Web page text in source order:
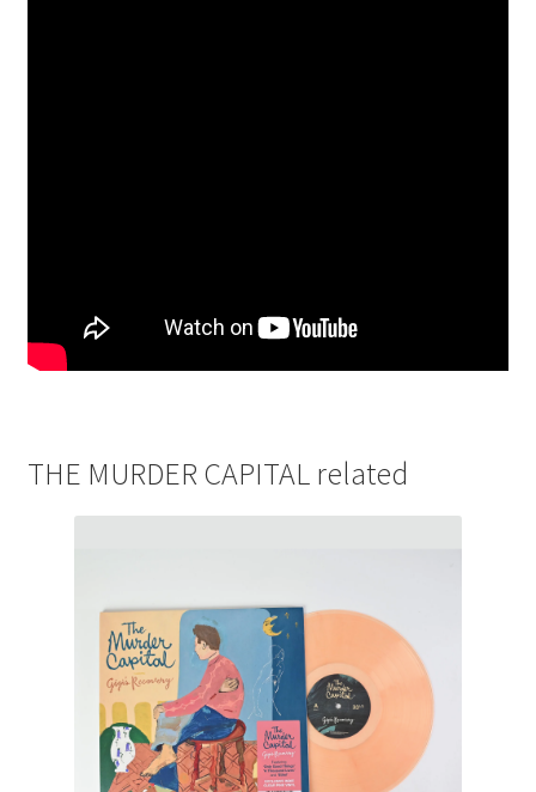
THE MURDER CAPITAL related